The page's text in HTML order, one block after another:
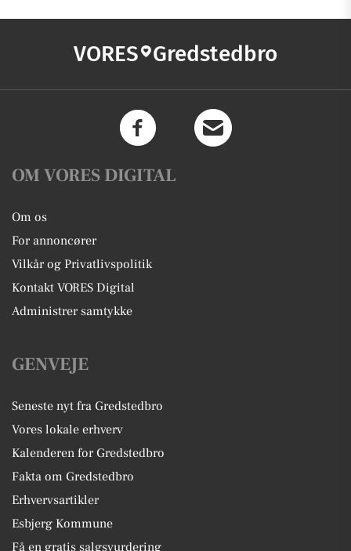
VORES Gredstedbro
OM VORES DIGITAL
Om os
For annoncører
Vilkår og Privatlivspolitik
Kontakt VORES Digital
Administrer samtykke
GENVEJE
Seneste nyt fra Gredstedbro
Vores lokale erhverv
Kalenderen for Gredstedbro
Fakta om Gredstedbro
Erhvervsartikler
Esbjerg Kommune
Få en gratis salgsvurdering